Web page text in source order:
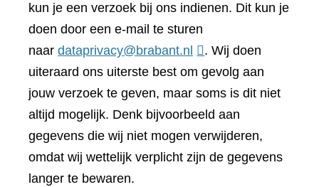
kun je een verzoek bij ons indienen. Dit kun je
doen door een e-mail te sturen
naar dataprivacy@brabant.nl
. Wij doen
uiteraard ons uiterste best om gevolg aan
jouw verzoek te geven, maar soms is dit niet
altijd mogelijk. Denk bijvoorbeeld aan
gegevens die wij niet mogen verwijderen,
omdat wij wettelijk verplicht zijn de gegevens
langer te bewaren.